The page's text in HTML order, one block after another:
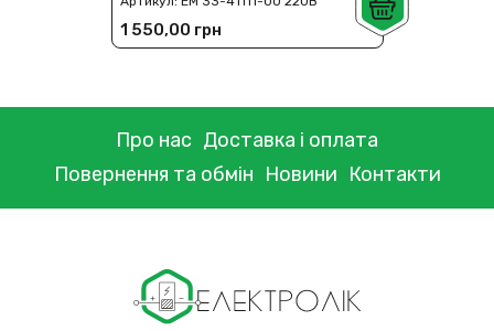
1 550,00 грн
Про нас Доставка і оплата
Повернення та обмін Новини Контакти